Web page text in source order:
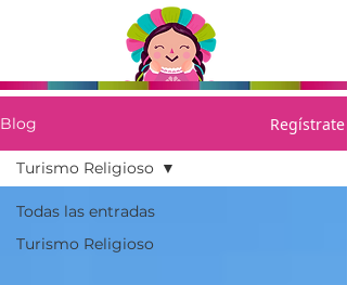
Blog Regístrate
Todas las entradas
Turismo Religioso
Turismo Religioso